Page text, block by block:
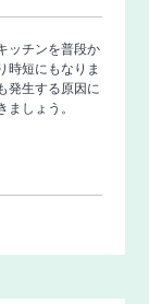
ッチンを普段か
時短にもなりま
発生する原因に
しょう。